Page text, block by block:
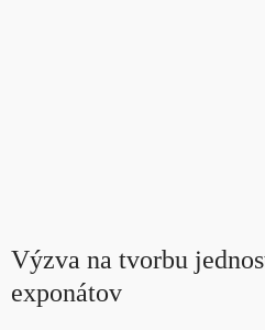
Výzva na tvorbu
exponátov